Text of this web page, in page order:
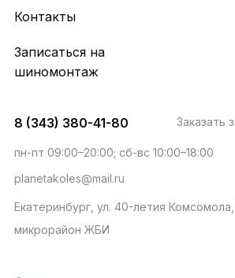
Контакты
Записаться на
шиномонтаж
8 (343) 380-41-80 Заказать
пн-пт 09:00–20:00; сб-вс 10:00–18:00
planetakoles@mail.ru
Екатеринбург, ул. 40-летия Комсомола,
микрорайон ЖБИ